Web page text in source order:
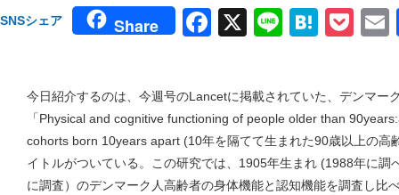
SNSシェア Share Facebook
X Line
今日紹介するのは、今週号のLancetに掲載されていた、デンマー
「Physical and cognitive functioning of people older than
cohorts born 10years apart (10年を隔てて生まれた90歳以上の高
イトルがついている。この研究では、1905年生まれ (1988年に調
に調査）のデンマーク人高齢者の身体機能と認知機能を調査し比